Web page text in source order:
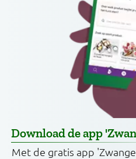
Download de app
Met de gratis app